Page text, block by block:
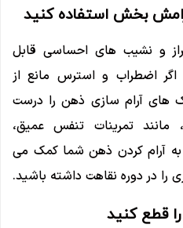
و نشیب های احساسی قابل
اگر اضطراب و استرس مانع از
های آرام سازی ذهن را درست
مانند تمرینات تنفس عمیق،
آرام کردن ذهن شما کمک می
در دوره نقاهت داشته باشید.